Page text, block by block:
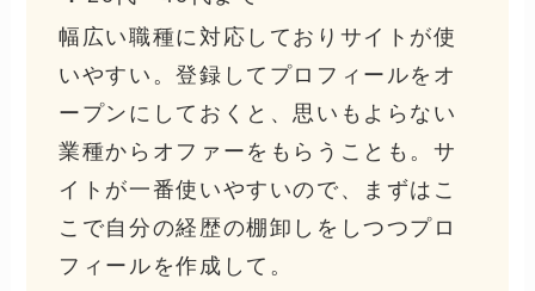
幅広い職種に対応しておりサイトが使
いやすい。登録してプロフィールをオ
ープンにしておくと、思いもよらない
業種からオファーをもらうことも。サ
イトが一番使いやすいので、まずはこ
こで自分の経歴の棚卸しをしつつプロ
フィールを作成して。